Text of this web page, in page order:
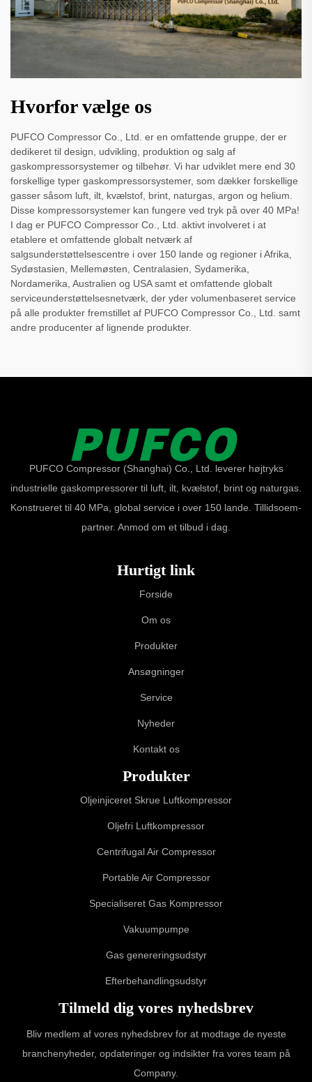
Hvorfor vælge os
PUFCO Compressor Co., Ltd. er en omfattende gruppe, der er
dedikeret til design, udvikling, produktion og salg af
gaskompressorsystemer og tilbehør. Vi har udviklet mere end 30
forskellige typer gaskompressorsystemer, som dækker forskellige
gasser såsom luft, ilt, kvælstof, brint, naturgas, argon og helium.
Disse kompressorsystemer kan fungere ved tryk på over 40 MPa!
I dag er PUFCO Compressor Co., Ltd. aktivt involveret i at
etablere et omfattende globalt netværk af
salgsunderstøttelsescentre i over 150 lande og regioner i Afrika,
Sydøstasien, Mellemøsten, Centralasien, Sydamerika,
Nordamerika, Australien og USA samt et omfattende globalt
serviceunderstøttelsesnetværk, der yder volumenbaseret service
på alle produkter fremstillet af PUFCO Compressor Co., Ltd. samt
andre producenter af lignende produkter.
PUFCO Compressor (Shanghai) Co., Ltd. leverer højtryks
industrielle gaskompressorer til luft, ilt, kvælstof, brint og naturgas.
Konstrueret til 40 MPa, global service i over 150 lande. Tillidsoem-
partner. Anmod om et tilbud i dag.
Hurtigt link
Forside
Om os
Produkter
Ansøgninger
Service
Nyheder
Kontakt os
Produkter
Oljeinjiceret Skrue Luftkompressor
Oljefri Luftkompressor
Centrifugal Air Compressor
Portable Air Compressor
Specialiseret Gas Kompressor
Vakuumpumpe
Gas genereringsudstyr
Efterbehandlingsudstyr
Tilmeld dig vores nyhedsbrev
Bliv medlem af vores nyhedsbrev for at modtage de nyeste
branchenyheder, opdateringer og indsikter fra vores team på
Company.